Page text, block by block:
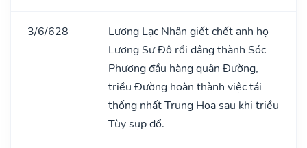
3/6/628
Lương Lạc Nhân giết chết anh họ
Lương Sư Đô rồi dâng thành Sóc
Phương đầu hàng quân Đường,
triều Đường hoàn thành việc tái
thống nhất Trung Hoa sau khi triều
Tùy sụp đổ.